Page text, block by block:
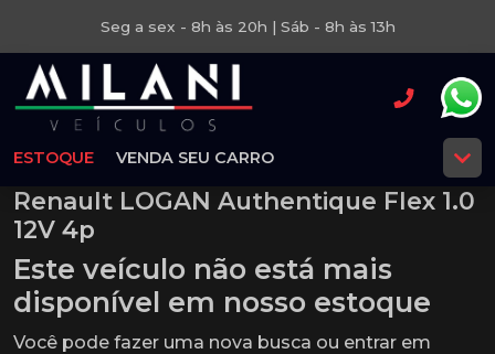
Seg a sex - 8h às 20h | Sáb - 8h às 13h
ESTOQUE VENDA SEU CARRO
Renault LOGAN Authentique Flex 1.0
12V 4p
Este veículo não está mais
disponível em nosso estoque
Você pode fazer uma nova busca ou entrar em